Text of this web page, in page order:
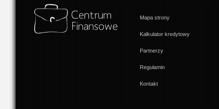
Mapa strony
Kalkulator kredytowy
Partnerzy
Regulamin
Kontakt